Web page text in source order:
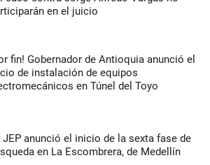
en el juicio
fin! Gobernador de Antioquia anunció el
de instalación de equipos
en Túnel del Toyo
JEP anunció el inicio de la sexta fase de
en La Escombrera, de Medellín